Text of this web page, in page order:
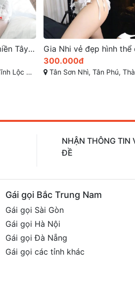
Gia Nhi vẻ đẹp hình thể còn sở hữu tính cách dịu dàng
Hồ Chí Minh
700.000đ
Phan Xích Long, Phú Nhuận, Thành phố Hồ Chí
NHẬN THÔNG TIN
ĐỀ
Gái gọi Bắc Trung Nam
Gái gọi Sài Gòn
Gái gọi Hà Nội
Gái gọi Đà Nẵng
Gái gọi các tỉnh khác